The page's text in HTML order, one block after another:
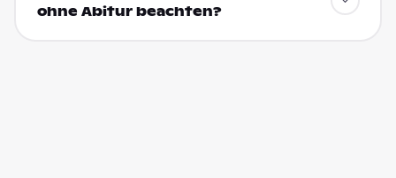
ohne Abitur beachten?